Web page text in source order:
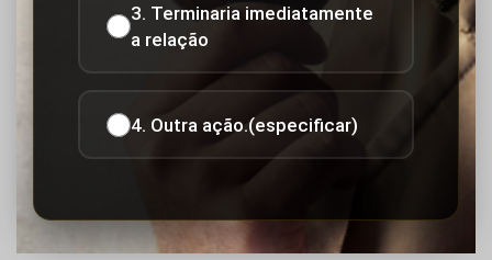
3. Terminaria imediatamente
a relação
4. Outra ação.(especificar)